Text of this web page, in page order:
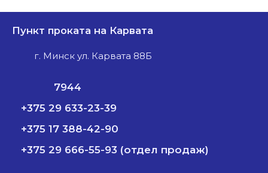
Пункт проката на Карвата
г. Минск ул. Карвата 88Б
7944
+375 29 633-23-39
+375 17 388-42-90
+375 29 666-55-93 (отдел продаж)